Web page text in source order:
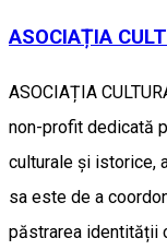
ASOCIAȚIA
ASOCIAȚIA
non-profit dedicată
culturale și istorice,
sa este de a
păstrarea identității